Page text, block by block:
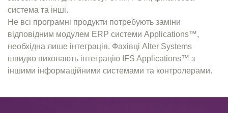
система та інші.
Не всі програмні продукти потребують заміни
відповідним модулем ERP системи Applications™,
необхідна лише інтеграція. Фахівці Alter Systems
швидко виконають інтеграцію IFS Applications™ з
іншими інформаційними системами та контролерами.